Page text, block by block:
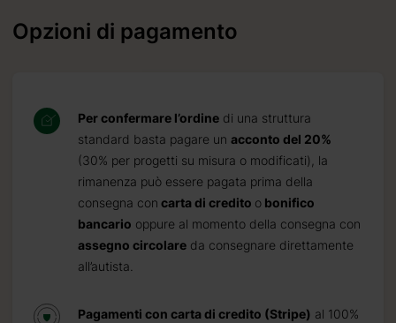
Opzioni di pagamento
Per confermare l’ordine di una struttura
standard basta pagare un acconto del 20%
(30% per progetti su misura o modificati), la
rimanenza può essere pagata prima della
consegna con carta di credito o bonifico
bancario oppure al momento della consegna con
assegno circolare da consegnare direttamente
all’autista.
Pagamenti con carta di credito (Stripe) al 100%